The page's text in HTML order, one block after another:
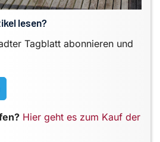
lesen?
Tagblatt abonnieren und
Hier geht es zum Kauf der